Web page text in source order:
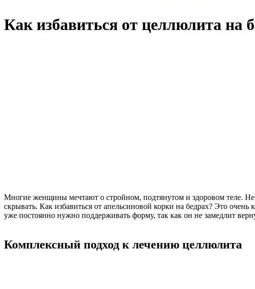
Как избавиться от целлюлита на
Многие женщины мечтают о стройном, подтянутом и здоровом теле.
скрывать. Как избавиться от апельсиновой корки на бедрах? Это
уже постоянно нужно поддерживать форму, так как он не замедлит
Комплексный подход к лечению целлюлита